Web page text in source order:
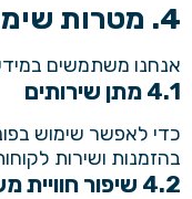
4. מטרות שימוש במידע
אנחנו משתמשים
4.1 מתן שירותים
כדי לאפשר שימוש
בהזמנות ושירות
4.2 שיפור חוויית משתמש